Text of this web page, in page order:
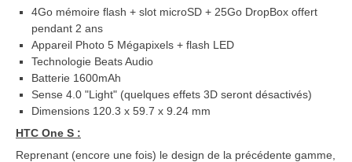
4Go mémoire flash + slot microSD + 25Go DropBox offert
pendant 2 ans
Appareil Photo 5 Mégapixels + flash LED
Technologie Beats Audio
Batterie 1600mAh
Sense 4.0 "Light" (quelques effets 3D seront désactivés)
Dimensions 120.3 x 59.7 x 9.24 mm
HTC One S :
Reprenant (encore une fois) le design de la précédente gamme,